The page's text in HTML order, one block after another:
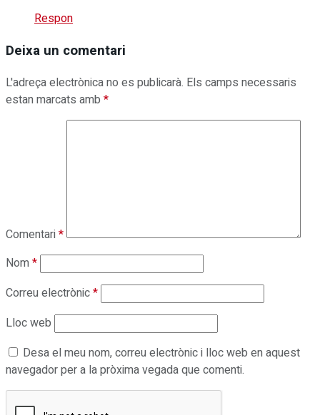
Respon
Deixa un comentari
L'adreça electrònica no es publicarà. Els camps necessaris
estan marcats amb *
Comentari*
Nom*
Correu electrònic*
Lloc web
Desa el meu nom, correu electrònic i lloc web en aquest
navegador per a la pròxima vegada que comenti.